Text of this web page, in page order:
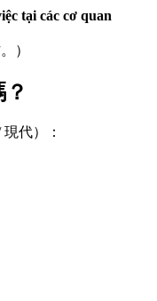
tại các cơ quan
）
代）：